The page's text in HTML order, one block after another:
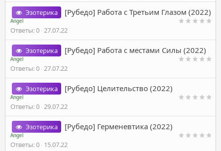
Эзотерика [Рубедо] Работа с Третьим Глазом (2022)
Angel
Ответы 0 27.07.22
Эзотерика [Рубедо] Работа с местами Силы (2022)
Angel
Ответы 0 27.07.22
Эзотерика [Рубедо] Целительство (2022)
Angel
Ответы 0 29.07.22
Эзотерика [Рубедо] Герменевтика (2022)
Angel
Ответы 0 15.07.22